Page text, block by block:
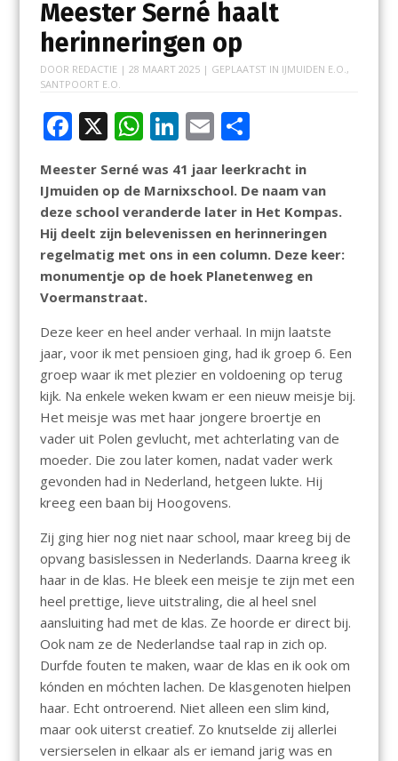
Meester Serné haalt
herinneringen op
DOOR REDACTIE | 28 MAART 2025| GEPLAATST IN IJMUIDEN E.O. ,
SANTPOORT E.O.
F
e
b
o
o
k
X W
at
s
A
p
p
Li
n
k
e
dI
n
E
m
ai
l
D
el
e
n
Meester Serné was 41 jaar leerkracht in
IJmuiden op de Marnixschool. De naam van
deze school veranderde later in Het Kompas.
Hij deelt zijn belevenissen en herinneringen
regelmatig met ons in een column. Deze keer:
monumentje op de hoek Planetenweg en
Voermanstraat.
Deze keer en heel ander verhaal. In mijn laatste
jaar, voor ik met pensioen ging, had ik groep 6. Een
groep waar ik met plezier en voldoening op terug
kijk. Na enkele weken kwam er een nieuw meisje bij.
Het meisje was met haar jongere broertje en
vader uit Polen gevlucht, met achterlating van de
moeder. Die zou later komen, nadat vader werk
gevonden had in Nederland, hetgeen lukte. Hij
kreeg een baan bij Hoogovens.
Zij ging hier nog niet naar school, maar kreeg bij de
opvang basislessen in Nederlands. Daarna kreeg ik
haar in de klas. He bleek een meisje te zijn met een
heel prettige, lieve uitstraling, die al heel snel
aansluiting had met de klas. Ze hoorde er direct bij.
Ook nam ze de Nederlandse taal rap in zich op.
Durfde fouten te maken, waar de klas en ik ook om
kónden en móchten lachen. De klasgenoten hielpen
haar. Echt ontroerend. Niet alleen een slim kind,
maar ook uiterst creatief. Zo knutselde zij allerlei
versierselen in elkaar als er iemand jarig was en